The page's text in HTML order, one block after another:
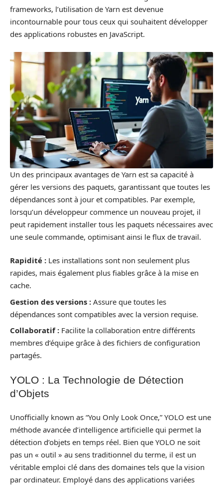
frameworks, l’utilisation de Yarn est devenue
incontournable pour tous ceux qui souhaitent développer
des applications robustes en JavaScript.
Un des principaux avantages de Yarn est sa capacité à
gérer les versions des paquets, garantissant que toutes les
dépendances sont à jour et compatibles. Par exemple,
lorsqu’un développeur commence un nouveau projet, il
peut rapidement installer tous les paquets nécessaires avec
une seule commande, optimisant ainsi le flux de travail.
Rapidité : Les installations sont non seulement plus
rapides, mais également plus fiables grâce à la mise en
cache.
Gestion des versions : Assure que toutes les
dépendances sont compatibles avec la version requise.
Collaboratif : Facilite la collaboration entre différents
membres d’équipe grâce à des fichiers de configuration
partagés.
YOLO : La Technologie de Détection
d’Objets
Unofficially known as “You Only Look Once,” YOLO est une
méthode avancée d’intelligence artificielle qui permet la
détection d’objets en temps réel. Bien que YOLO ne soit
pas un « outil » au sens traditionnel du terme, il est un
véritable emploi clé dans des domaines tels que la vision
par ordinateur. Employé dans des applications variées